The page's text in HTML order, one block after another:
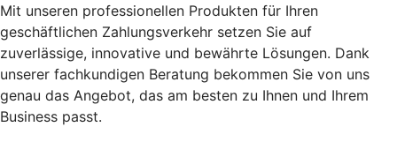
Mit unseren professionellen Produkten für Ihren
geschäftlichen Zahlungsverkehr setzen Sie auf
zuverlässige, innovative und bewährte Lösungen. Dank
unserer fachkundigen Beratung bekommen Sie von uns
genau das Angebot, das am besten zu Ihnen und Ihrem
Business passt.